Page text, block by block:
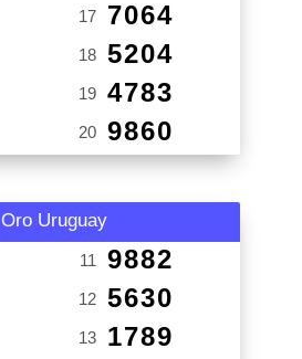
17 7064
18 5204
19 4783
20 9860
Oro Uruguay
11 9882
12 5630
13 1789